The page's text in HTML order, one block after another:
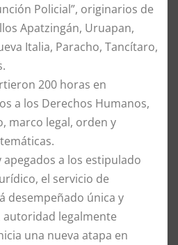
Policial”, originarios de
Apatzingán, Uruapan,
Italia, Paracho, Tancítaro,
200 horas en
a los Derechos Humanos,
marco legal, orden y
a los estipulado
el servicio de
desempeñado única y
legalmente
una nueva atapa en